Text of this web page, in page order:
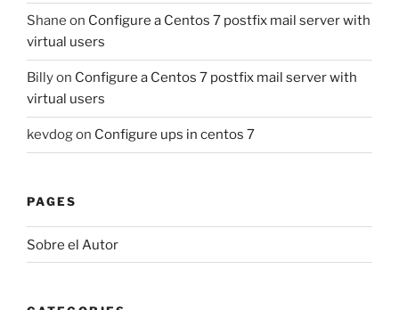
Shane on Configure a Centos 7 postfix mail server with
virtual users
Billyon Configure a Centos 7 postfix mail server with
virtual users
kevdogon Configure ups in centos 7
PAGES
Sobre el Autor